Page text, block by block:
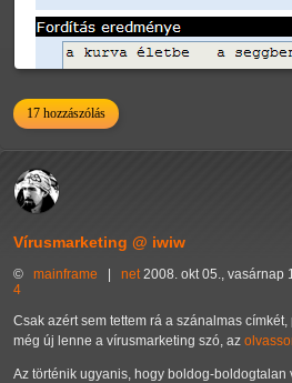
17 hozzászólás
Vírusmarketing @ iwiw
© mainframe | net 2008. okt 05., vasárnap
4
Csak azért sem tettem rá a szánalmas
még új lenne a vírusmarketing szó, az
Az történik ugyanis, hogy boldog-boldogtalan